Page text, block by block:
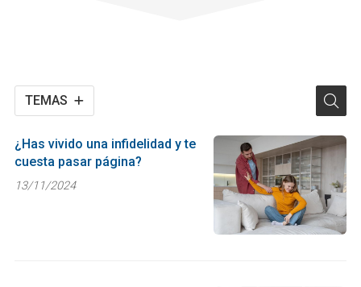
TEMAS
¿Has vivido una infidelidad y te
cuesta pasar página?
13/11/2024